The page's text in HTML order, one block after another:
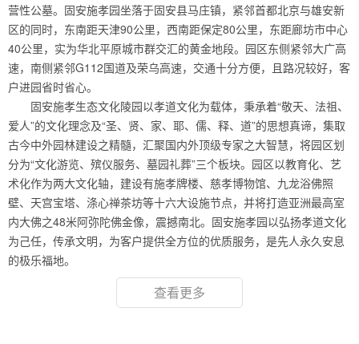
营性公墓。固安施孝园坐落于固安县马庄镇，紧邻首都北京与雄安新
区的同时，东南距天津90公里，西南距保定80公里，东距廊坊市中心
40公里，实为华北平原城市群交汇的黄金地段。园区东侧紧邻大广高
速，南侧紧邻G112国道及荣乌高速，交通十分方便，且路况较好，客
户进园省时省心。
固安施孝生态文化陵园以孝道文化为载体，秉承着“敬天、法祖、
爱人”的文化理念及“圣、贤、家、耶、儒、释、道”的思想真谛，集取
古今中外园林建设之精髓，汇聚国内外顶级专家之大智慧，将园区划
分为“文化游览、殡仪服务、墓园礼葬”三个板块。园区以教育化、艺
术化作为两大文化轴，建设有施孝牌楼、慈孝博物馆、九龙浴佛照
壁、天宫宝塔、涤心禅茶坊等十六大设施节点，并将打造亚洲最高室
内大佛之48米阿弥陀佛金像，震撼南北。固安施孝园以弘扬孝道文化
为己任，传承文明，为客户提供全方位的优质服务，是先人永久安息
的极乐福地。
查看更多